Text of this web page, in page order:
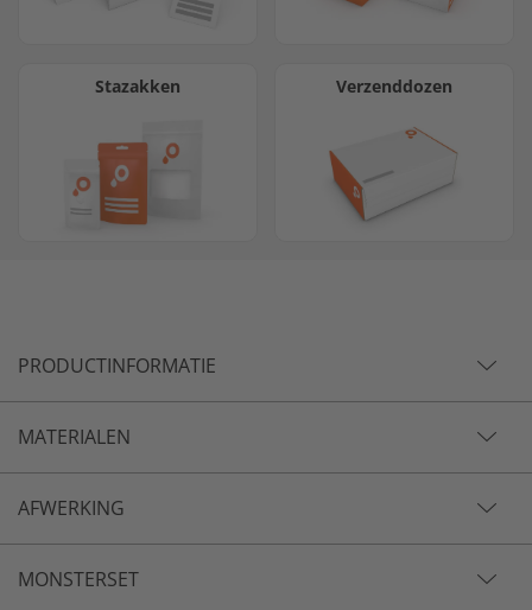
Stazakken Verzenddozen
PRODUCTINFORMATIE
MATERIALEN
AFWERKING
MONSTERSET